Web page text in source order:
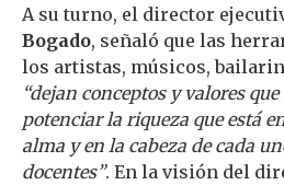
A su turno, el director
Bogado, señaló que las
los artistas, músicos,
“dejan conceptos y valores
potenciar la riqueza que está
alma y en la cabeza de cada
docentes”. En la visión del